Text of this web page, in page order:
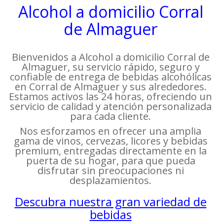
Alcohol a domicilio Corral
de Almaguer
Bienvenidos a Alcohol a domicilio Corral de
Almaguer, su servicio rápido, seguro y
confiable de entrega de bebidas alcohólicas
en Corral de Almaguer y sus alrededores.
Estamos activos las 24 horas, ofreciendo un
servicio de calidad y atención personalizada
para cada cliente.
Nos esforzamos en ofrecer una amplia
gama de vinos, cervezas, licores y bebidas
premium, entregadas directamente en la
puerta de su hogar, para que pueda
disfrutar sin preocupaciones ni
desplazamientos.
Descubra nuestra gran variedad de
bebidas